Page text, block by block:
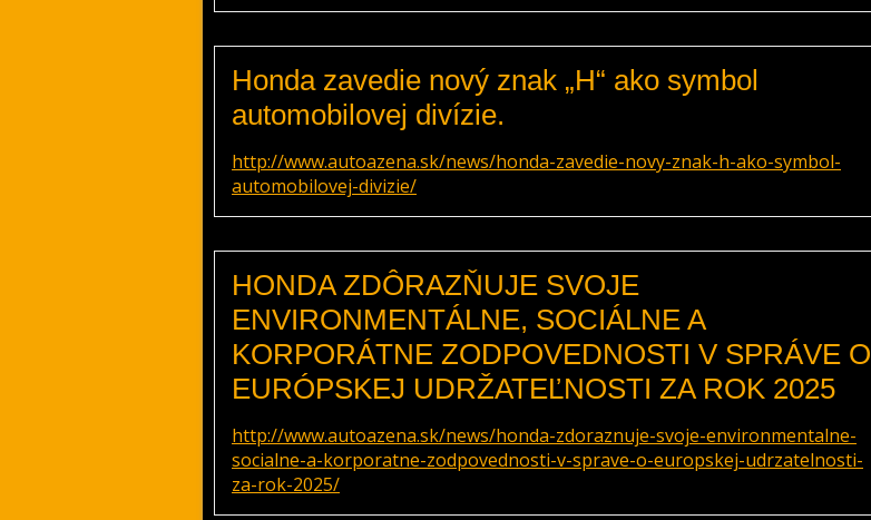
Honda zavedie nový znak „H“ ako symbol
automobilovej divízie.
http://www.autoazena.sk/news/honda-zavedie-novy-znak-h-ako-symbol-
automobilovej-divizie/
HONDA ZDÔRAZŇUJE SVOJE
ENVIRONMENTÁLNE, SOCIÁLNE A
KORPORÁTNE ZODPOVEDNOSTI V SPRÁVE O
EURÓPSKEJ UDRŽATEĽNOSTI ZA ROK 2025
http://www.autoazena.sk/news/honda-zdoraznuje-svoje-environmentalne-
socialne-a-korporatne-zodpovednosti-v-sprave-o-europskej-udrzatelnosti-
za-rok-2025/